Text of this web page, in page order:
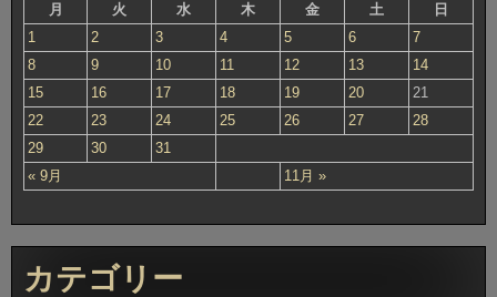
月
火 水 木 金 土 日
« 9月 11月 »
1 2 3 4 5 6
7
8
9 10 11 12 13
14
15
16 17 18 19 20
21
22
23 24 25 26 27
28
29
30 31
カテゴリー